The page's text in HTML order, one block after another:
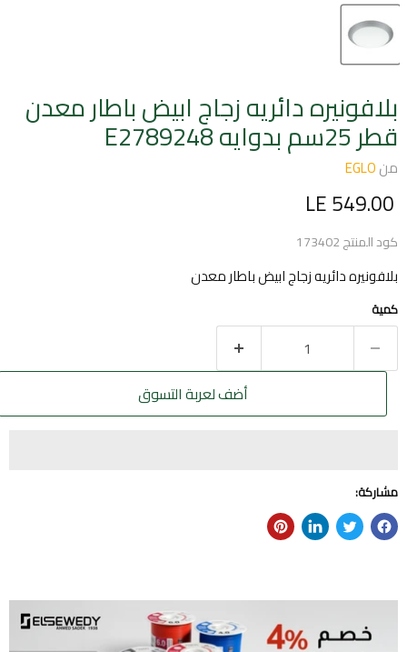
بلافونيره دائريه زجاج ابيض باطار معدن
قطر 25سم بدوايه E2789248
منEGLO
السعر الحالي
LE 549.00
كود المنتج173402
بلافونيره دائريه زجاج ابيض باطار معدن
كمية
أضف لعربة التسوق
مشاركة: